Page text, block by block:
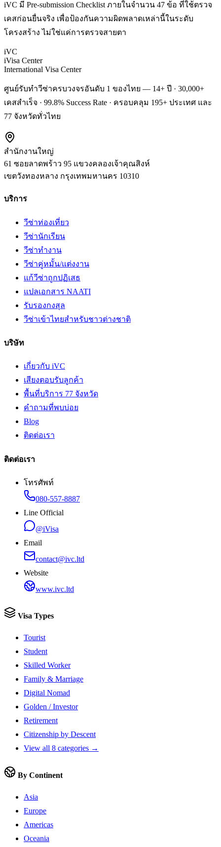
iVC มี Pre-submission Checklist ภายในจำนวน 47 ข้อ ที่ใช้ตรวจ
เคสก่อนยื่นจริง เพื่อป้องกันความผิดพลาดเหล่านี้ในระดับ
โครงสร้าง ไม่ใช่แค่การตรวจสายตา
iVC
iVisa Center
International Visa Center
ศูนย์รับทำวีซ่าครบวงจรอันดับ 1 ของไทย — 14+ ปี · 30,000+
เคสสำเร็จ · 99.8% Success Rate · ครอบคลุม 195+ ประเทศ และ
77 จังหวัดทั่วไทย
สำนักงานใหญ่
61 ซอยลาดพร้าว 95 แขวงคลองเจ้าคุณสิงห์
เขตวังทองหลาง กรุงเทพมหานคร 10310
บริการ
วีซ่าท่องเที่ยว
วีซ่านักเรียน
วีซ่าทำงาน
วีซ่าคู่หมั้น/แต่งงาน
แก้วีซ่าถูกปฏิเสธ
แปลเอกสาร NAATI
รับรองกงสุล
วีซ่าเข้าไทยสำหรับชาวต่างชาติ
บริษัท
เกี่ยวกับ iVC
เสียงตอบรับลูกค้า
พื้นที่บริการ 77 จังหวัด
คำถามที่พบบ่อย
Blog
ติดต่อเรา
ติดต่อเรา
โทรศัพท์
080-557-8887
Line Official
@iVisa
Email
contact@ivc.ltd
Website
www.ivc.ltd
Visa Types
Tourist
Student
Skilled Worker
Family & Marriage
Digital Nomad
Golden / Investor
Retirement
Citizenship by Descent
View all 8 categories →
By Continent
Asia
Europe
Americas
Oceania